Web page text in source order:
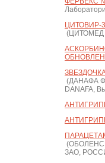
ЦИТОВИР-
(ДАНАФА
DANAFA,
ЗАО,